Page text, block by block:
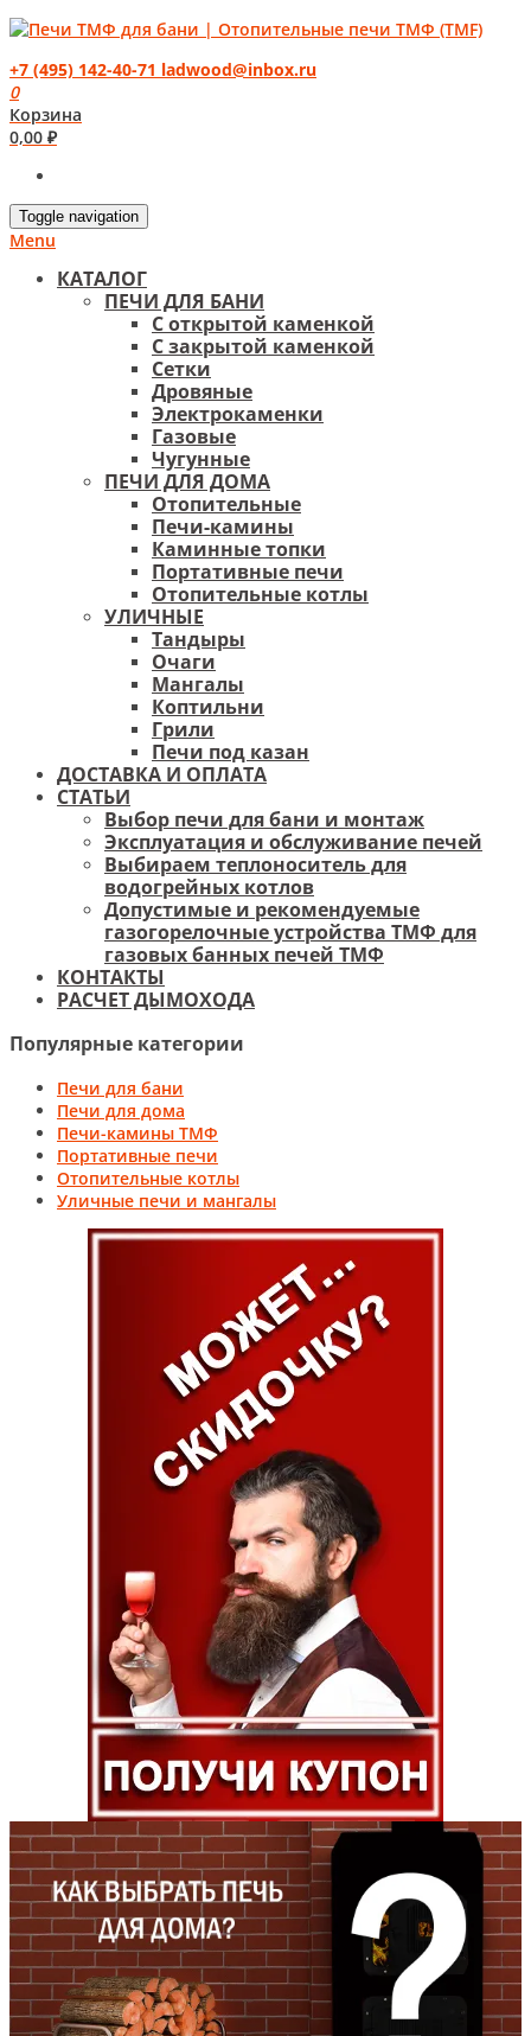
+7 (495) 142-40-71 ladwood@inbox.ru
0
Корзина
0,00 ₽
Toggle navigation
Menu
КАТАЛОГ
ПЕЧИ ДЛЯ БАНИ
С открытой каменкой
С закрытой каменкой
Сетки
Дровяные
Электрокаменки
Газовые
Чугунные
ПЕЧИ ДЛЯ ДОМА
Отопительные
Печи-камины
Каминные топки
Портативные печи
Отопительные котлы
УЛИЧНЫЕ
Тандыры
Очаги
Мангалы
Коптильни
Грили
Печи под казан
ДОСТАВКА И ОПЛАТА
СТАТЬИ
Выбор печи для бани и монтаж
Эксплуатация и обслуживание печей
Выбираем теплоноситель для
водогрейных котлов
Допустимые и рекомендуемые
газогорелочные устройства ТМФ для
газовых банных печей ТМФ
КОНТАКТЫ
РАСЧЕТ ДЫМОХОДА
Популярные категории
Печи для бани
Печи для дома
Печи-камины ТМФ
Портативные печи
Отопительные котлы
Уличные печи и мангалы